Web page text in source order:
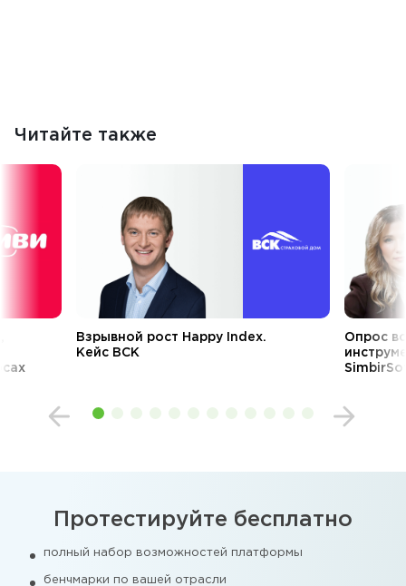
Читайте также
Взрывной рост Happy Index.
Кейс ВСК
Опрос
Протестируйте бесплатно
полный набор возможностей платформы
бенчмарки по вашей отрасли